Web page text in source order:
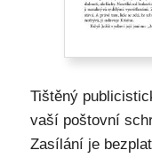
Tištěný
vaší poštovní
Zasílání je